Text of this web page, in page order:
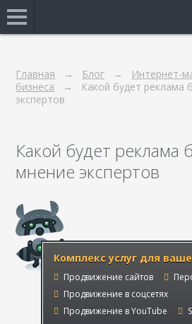
Главная Блог
Интернет-
бизнеса
Какой будет реклама
экспертов
Какой будет реклама
мнение экспертов
Комплекс услуг для
Продвижение сайтов
Продвижение в соцсетях
Продвижение в YouTube